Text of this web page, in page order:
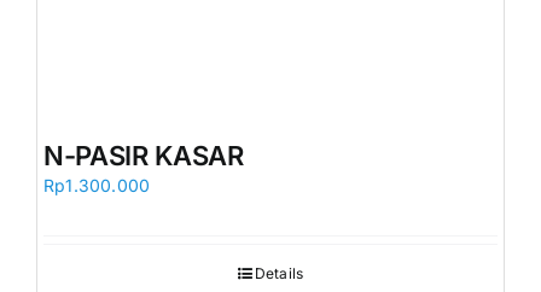
N-PASIR KASAR
Rp1.300.000
Details